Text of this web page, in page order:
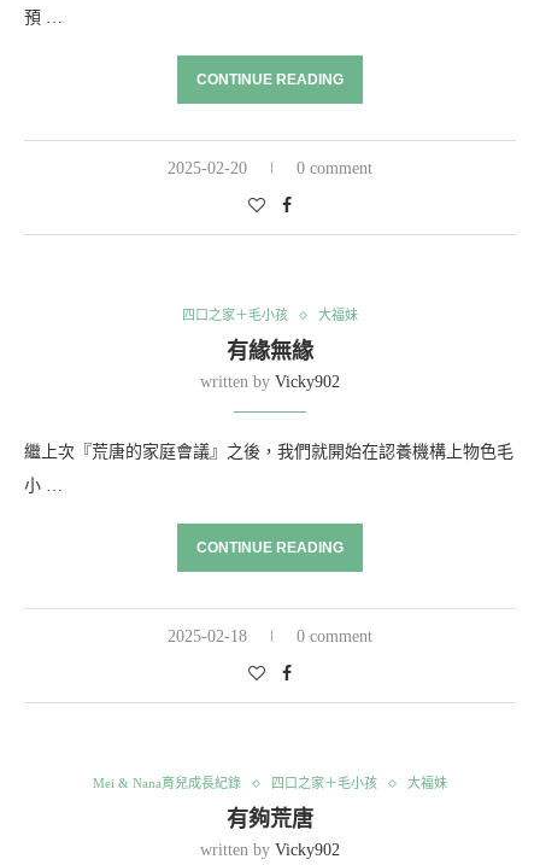
預 …
CONTINUE READING
2025-02-20 0 comment
四口之家＋毛小孩 大福妹
有緣無緣
written by Vicky902
繼上次『荒唐的家庭會議』之後，我們就開始在認養機構上物色毛
小 …
CONTINUE READING
2025-02-18 0 comment
Mei & Nana育兒成長紀錄 四口之家＋毛小孩 大福妹
有夠荒唐
written by Vicky902